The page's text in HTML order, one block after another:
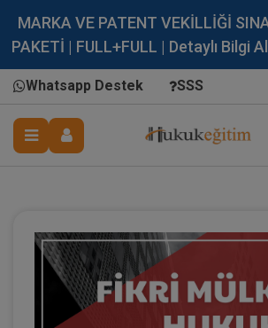
MARKA VE PATENT VEKİLLİĞİ
PAKETİ | FULL+FULL | Detaylı Bilgi
Whatsapp Destek SSS